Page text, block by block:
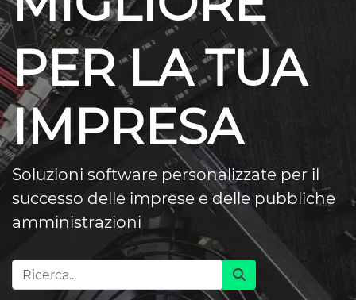
PER LA TUA
IMPRESA
Soluzioni software personalizzate per il
successo delle imprese e delle pubbliche
amministrazioni